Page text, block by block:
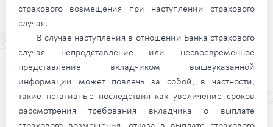
страхового возмещения при наступлении страхового
случая.
В случае наступления в отношении Банка страхового
случая непредставление или несвоевременное
представление вкладчиком вышеуказанной
информации может повлечь за собой, в частности,
такие негативные последствия как увеличение сроков
рассмотрения требования вкладчика о выплате